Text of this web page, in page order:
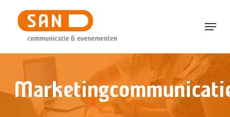
main
content
Menu